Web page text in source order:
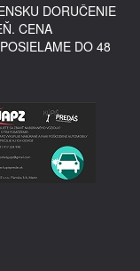
DORUČENIE
CENA
DO 48